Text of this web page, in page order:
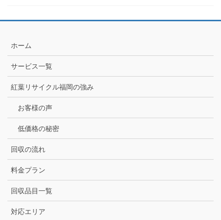
ホーム
サービス一覧
紅葉リサイクル福岡の強み
お客様の声
低価格の秘密
回収の流れ
料金プラン
回収品目一覧
対応エリア